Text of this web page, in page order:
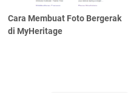
Cara Membuat Foto Bergerak
di MyHeritage